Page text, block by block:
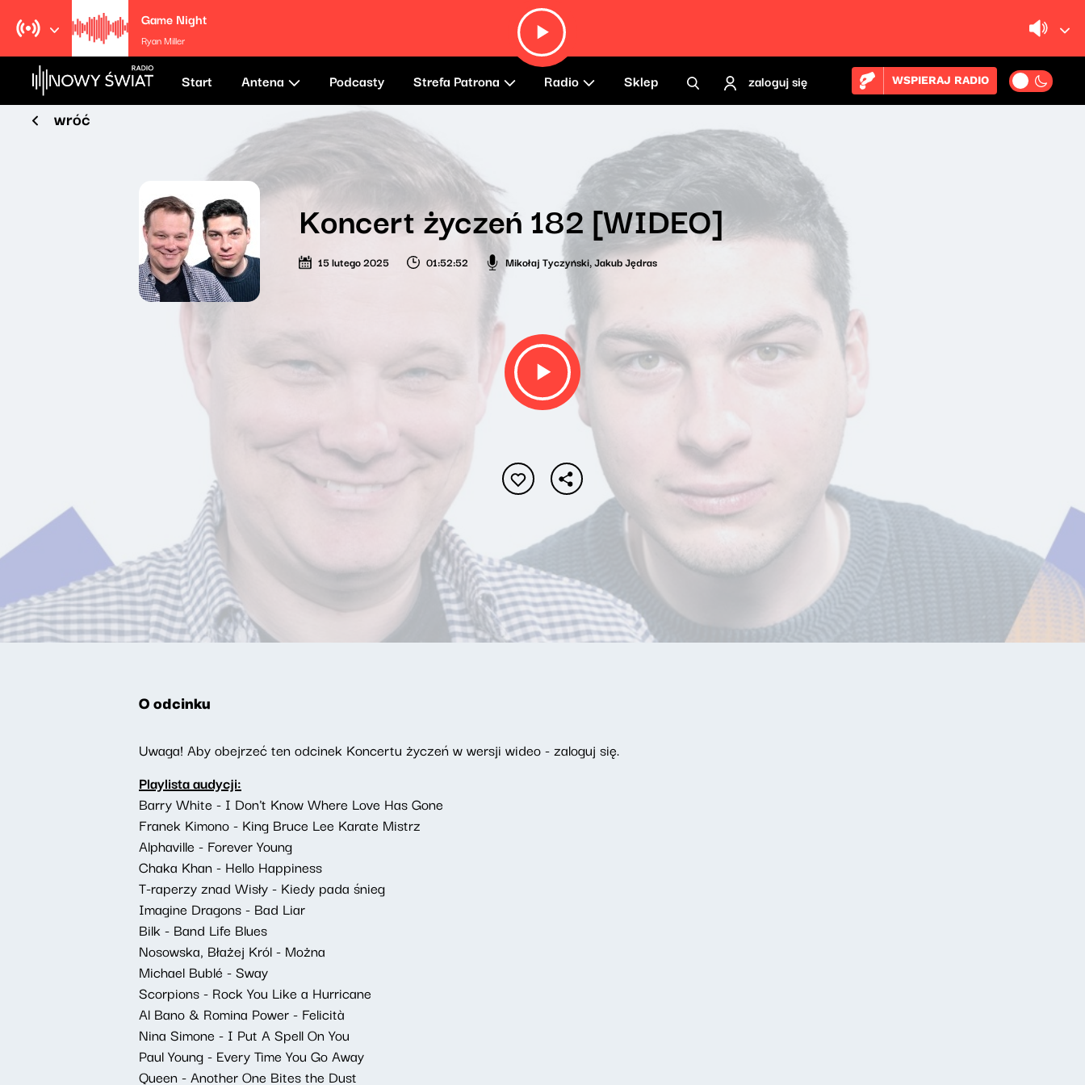
Game Night
Ryan Miller
Start Antena Podcasty Strefa Patrona Radio Sklep zaloguj się WSPIERAJ RADIO
wróć
Koncert życzeń 182 [WIDEO]
15 lutego 2025 01:52:52 Mikołaj Tyczyński,Jakub Jędras
O odcinku
Uwaga! Aby obejrzeć ten odcinek Koncertu życzeń w wersji wideo - zaloguj się.
Playlista audycji:
Barry White - I Don't Know Where Love Has Gone
Franek Kimono - King Bruce Lee Karate Mistrz
Alphaville - Forever Young
Chaka Khan - Hello Happiness
T-raperzy znad Wisły - Kiedy pada śnieg
Imagine Dragons - Bad Liar
Bilk - Band Life Blues
Nosowska, Błażej Król - Można
Michael Bublé - Sway
Scorpions - Rock You Like a Hurricane
Al Bano & Romina Power - Felicità
Nina Simone - I Put A Spell On You
Paul Young - Every Time You Go Away
Queen - Another One Bites the Dust